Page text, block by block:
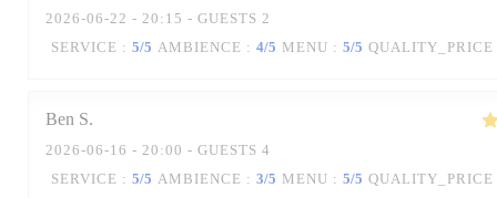
2026-06-22 - 20:15 - GUESTS 2
SERVICE : 5/5 AMBIENCE : 4/5 MENU : 5/5 QUALITY_PRICE
Ben S
2026-06-16 - 20:00 - GUESTS 4
SERVICE : 5/5 AMBIENCE : 3/5 MENU : 5/5 QUALITY_PRICE